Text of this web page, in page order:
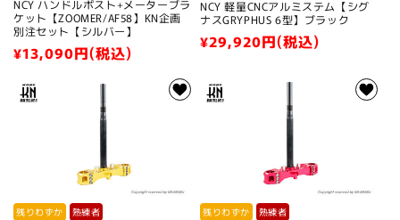
NCY ハンドルポスト+メーターブラ
ケット【ZOOMER/AF58】KN企画
別注セット【シルバー】
通
価
¥13,090円(税込)
NCY 軽量CNCアルミステム【シグ
ナスGRYPHUS 6型】ブラック
通
価
格
¥29,920円(税込)
残りわずか 熟練者 残りわずか 熟練者